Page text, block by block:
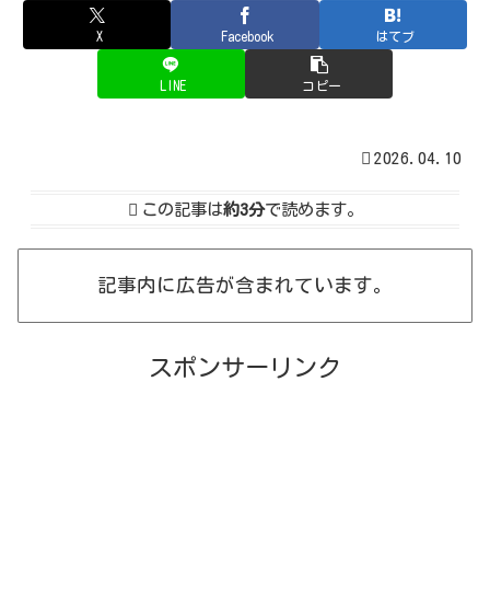
X Facebook はてブ
LINE コピー
2026.04.10
この記事は約3分で読めます。
記事内に広告が含まれています。
スポンサーリンク